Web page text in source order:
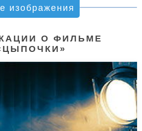
изображения
О ФИЛЬМЕ